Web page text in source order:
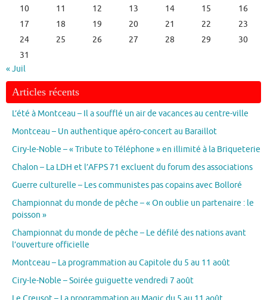
10
11 12 13 14 15
16
17
18 19 20 21 22
23
24
25 26 27 28 29
30
31
« Juil
Articles récents
L’été à Montceau – Il a soufflé un air de vacances au centre-ville
Montceau – Un authentique apéro-concert au Baraillot
Ciry-le-Noble – « Tribute to Téléphone » en illimité à la Briqueterie
Chalon – La LDH et l’AFPS 71 excluent du forum des associations
Guerre culturelle – Les communistes pas copains avec Bolloré
Championnat du monde de pêche – « On oublie un partenaire : le
poisson »
Championnat du monde de pêche – Le défilé des nations avant
l’ouverture officielle
Montceau – La programmation au Capitole du 5 au 11 août
Ciry-le-Noble – Soirée guiguette vendredi 7 août